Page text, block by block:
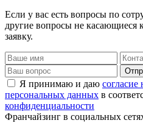
Если у вас есть вопросы по
другие вопросы не касающиеся
заявку.
Я принимаю и даю согласие
персональных данных в
конфиденциальности
Франчайзинг в социальных